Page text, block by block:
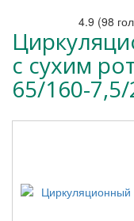
4.9 (98
с сухим
65/160-7,5/